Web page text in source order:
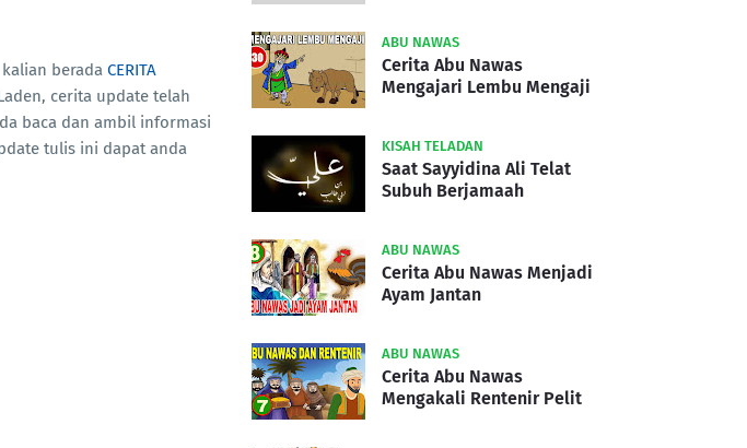
berada CERITA
cerita update telah
baca dan ambil informasi
tulis ini dapat anda
ABU NAWAS
Cerita Abu Nawas
Mengajari Lembu Mengaji
KISAH TELADAN
Saat Sayyidina Ali Telat
Subuh Berjamaah
ABU NAWAS
Cerita Abu Nawas Menjadi
Ayam Jantan
ABU NAWAS
Cerita Abu Nawas
Mengakali Rentenir Pelit